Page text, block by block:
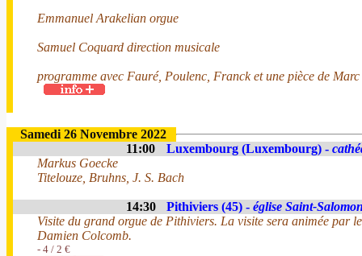
Emmanuel Arakelian orgue
Samuel Coquard direction musicale
programme avec Fauré, Poulenc, Franck et une pièce de
Samedi 26 Novembre 2022
11:00
Luxembourg (Luxembourg) -
Markus Goecke
Titelouze, Bruhns, J. S. Bach
14:30 Pithiviers (45) - église Saint-
Visite du grand orgue de Pithiviers. La visite sera animée par
Damien Colcomb.
- 4 / 2 €